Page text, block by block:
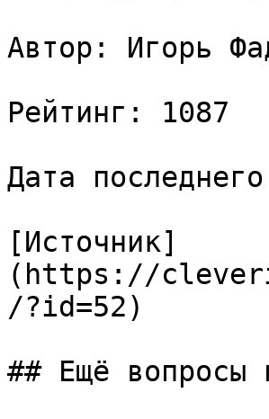
Автор: Игорь
Рейтинг: 1087
Дата
[Источник]
(https://
/?id=52)
## Ещё вопросы